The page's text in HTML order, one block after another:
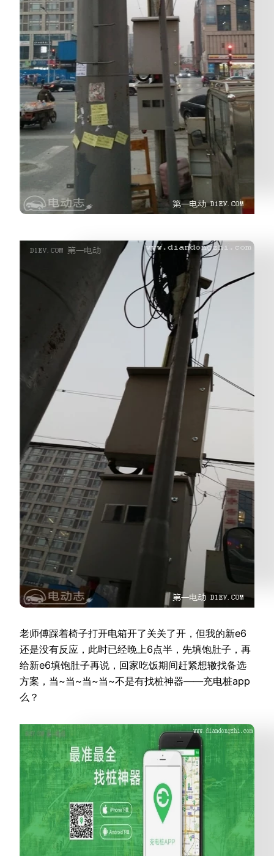
老师傅踩着椅子打开电箱开了关关了开，但我的新e6
还是没有反应，此时已经晚上6点半，先填饱肚子，再
给新e6填饱肚子再说，回家吃饭期间赶紧想辙找备选
方案，当~当~当~当~不是有找桩神器——充电桩app
么？